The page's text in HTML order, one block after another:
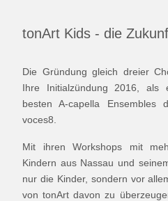
tonArt Kids - die
Die Gründung gleich dreier
Ihre Initialzündung 2016,
besten A-capella
voces8.
Mit ihren Workshops mit
Kindern aus Nassau und
nur die Kinder, sondern vor
von tonArt davon zu